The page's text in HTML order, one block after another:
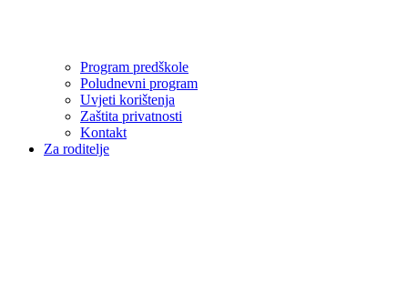
Program predškole
Poludnevni program
Uvjeti korištenja
Zaštita privatnosti
Kontakt
Za roditelje